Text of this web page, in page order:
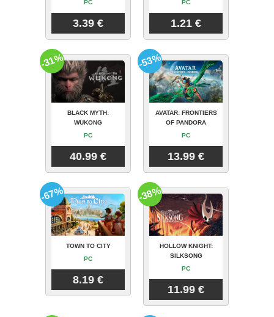
PC
3.39 €
PC
1.21 €
BLACK MYTH:
WUKONG
PC
40.99 €
-31%
AVATAR: FRONTIERS
OF PANDORA
PC
13.99 €
-53%
TOWN TO CITY
PC
8.19 €
-67%
HOLLOW KNIGHT:
SILKSONG
PC
11.99 €
-38%